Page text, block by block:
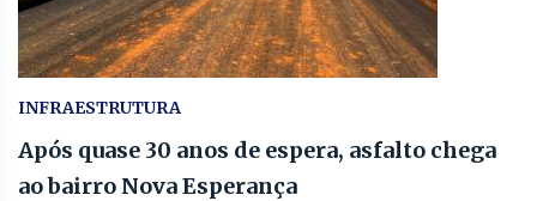
INFRAESTRUTURA
Após quase 30 anos de espera, asfalto chega
ao bairro Nova Esperança